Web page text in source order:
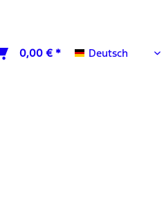
0,00 € * Deutsch
Deutsch